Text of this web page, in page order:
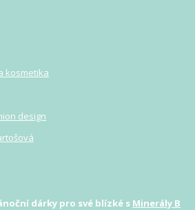
kosmetika
design
dárky pro své blízké s Minerály B